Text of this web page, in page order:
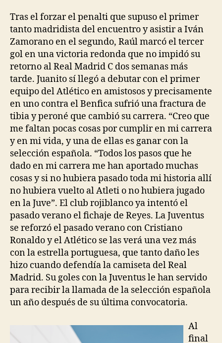
Tras el forzar el penalti que supuso el primer
tanto madridista del encuentro y asistir a Iván
Zamorano en el segundo, Raúl marcó el tercer
gol en una victoria redonda que no impidó su
retorno al Real Madrid C dos semanas más
tarde. Juanito sí llegó a debutar con el primer
equipo del Atlético en amistosos y precisamente
en uno contra el Benfica sufrió una fractura de
tibia y peroné que cambió su carrera. “Creo que
me faltan pocas cosas por cumplir en mi carrera
y en mi vida, y una de ellas es ganar con la
selección española. “Todos los pasos que he
dado en mi carrera me han aportado muchas
cosas y si no hubiera pasado toda mi historia allí
no hubiera vuelto al Atleti o no hubiera jugado
en la Juve”. El club rojiblanco ya intentó el
pasado verano el fichaje de Reyes. La Juventus
se reforzó el pasado verano con Cristiano
Ronaldo y el Atlético se las verá una vez más
con la estrella portuguesa, que tanto daño les
hizo cuando defendía la camiseta del Real
Madrid. Su goles con la Juventus le han servido
para recibir la llamada de la selección española
un año después de su última convocatoria.
Al
final